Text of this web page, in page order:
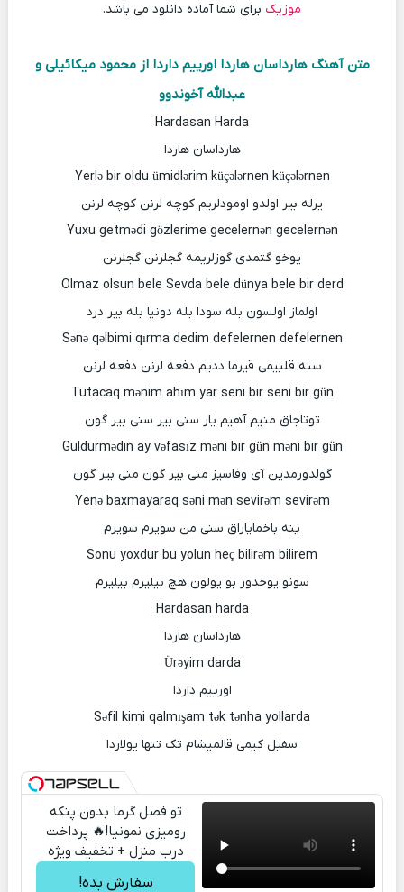
موزیک برای شما آماده دانلود می باشد.
متن آهنگ هارداسان هاردا اورییم داردا از محمود میکائیلی و
عبدالله آخوندوو
Hardasan Harda
هارداسان هاردا
Yerlə bir oldu ümidlərim küçələrnen küçələrnen
یرله بیر اولدو اومودلریم کوچه لرنن کوچه لرنن
Yuxu getmədi gözlerime gecelernən gecelernən
یوخو گتمدی گوزلریمه گجلرنن گجلرنن
Olmaz olsun bele Sevda bele dünya bele bir derd
اولماز اولسون بله سودا بله دونیا بله بیر درد
Sənə qəlbimi qırma dedim defelernen defelernen
سنه قلبیمی قیرما ددیم دفعه لرنن دفعه لرنن
Tutacaq mənim ahım yar seni bir seni bir gün
توتاجاق منیم آهیم یار سنی بیر سنی بیر گون
Guldurmədin ay vəfasız məni bir gün məni bir gün
گولدورمدین آی وفاسیز منی بیر گون منی بیر گون
Yenə baxmayaraq səni mən sevirəm sevirəm
ینه باخمایاراق سنی من سویرم سویرم
Sonu yoxdur bu yolun heç bilirəm bilirem
سونو یوخدور بو یولون هچ بیلیرم بیلیرم
Hardasan harda
هارداسان هاردا
Ürəyim darda
اورییم داردا
Səfil kimi qalmışam tək tənha yollarda
سفیل کیمی قالمیشام تک تنها یولاردا
تو فصل گرما بدون پنکه
رومیزی نمونیا!🔥 پرداخت
درب منزل + تخفیف ویژه
سفارش بده!